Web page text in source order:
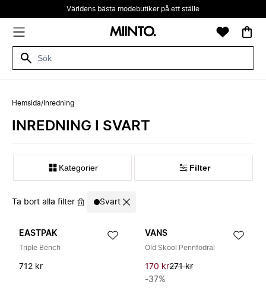
Världens bästa modebutiker på ett ställe
Hemsida/ Inredning
INREDNING I SVART
Kategorier Filter
Ta bort alla filter Svart
EASTPAK
Triple Bench
712 kr
VANS
Old Skool Pennfodral
170 kr271 kr
-37%